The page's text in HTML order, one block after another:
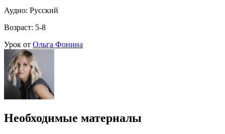
Аудио: Русский
Возраст: 5-8
Урок от Ольга Фонина
Необходимые материалы